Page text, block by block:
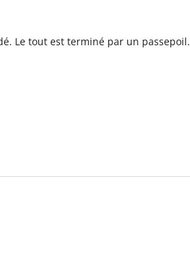
Le tout est terminé par un passepoil.